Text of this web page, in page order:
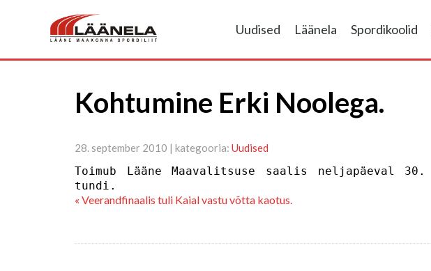
Uudised Läänela Spordikoolid
Kohtumine Erki Noolega.
28. september 2010 | kategooria: Uudised
Toimub LääneMaavalitsuse saalis neljapäeval 30.
tundi.
« Veerandfinaalis tuli Kaial vastu võtta kaotus.